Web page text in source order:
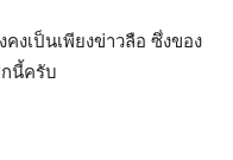
งเป็นเพียงข่าวลือ ซึ่งของ
นี้ครับ